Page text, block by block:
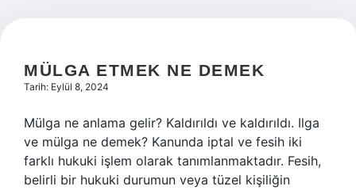
MÜLGA ETMEK NE DEMEK
Tarih: Eylül 8, 2024
Mülga ne anlama gelir? Kaldırıldı ve kaldırıldı. Ilga
ve mülga ne demek? Kanunda iptal ve fesih iki
farklı hukuki işlem olarak tanımlanmaktadır. Fesih,
belirli bir hukuki durumun veya tüzel kişiliğin